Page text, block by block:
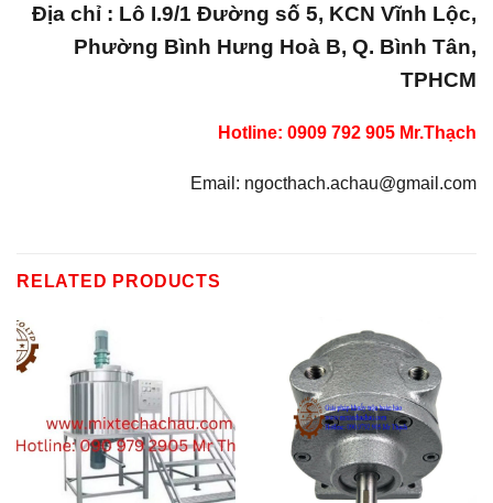
Địa chỉ : Lô I.9/1 Đường số 5, KCN Vĩnh Lộc,
Phường Bình Hưng Hoà B, Q. Bình Tân,
TPHCM
Hotline: 0909 792 905 Mr.Thạch
Email: ngocthach.achau@gmail.com
RELATED PRODUCTS